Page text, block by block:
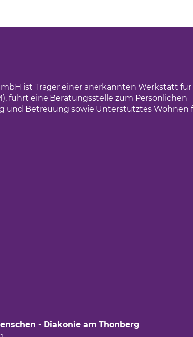
ist Träger einer anerkannten Werkstatt für
führt eine Beratungsstelle zum Persönlichen
und Betreuung sowie Unterstütztes Wohnen
- Diakonie am Thonberg